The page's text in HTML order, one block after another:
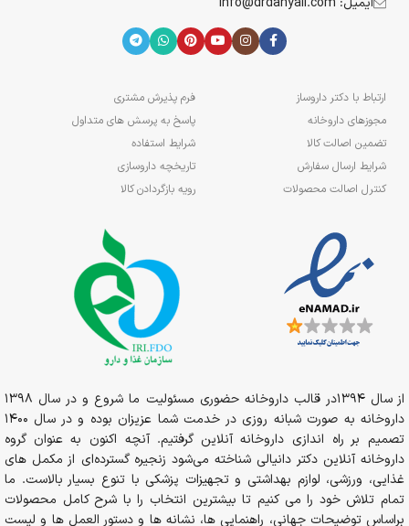
ارتباط با دکتر داروساز
مجوزهای داروخانه
تضمین اصالت کالا
شرایط ارسال سفارش
کنترل اصالت محصولات
فرم پذیرش مشتری
پاسخ به پرسش های متداول
شرایط استفاده
تاریخچه داروسازی
رویه بازگردادن کالا
از سال 1394در قالب داروخانه حضوری مسئولیت ما شروع و در سال 1398
داروخانه به صورت شبانه روزی در خدمت شما عزیزان بوده و در سال 1400
تصمیم بر راه اندازی داروخانه آنلاین گرفتیم. آنچه اکنون به عنوان گروه
داروخانه آنلاین دکتر دانیالی شناخته می‌شود زنجیره گسترده‌ای از مکمل های
غذایی، ورزشی، لوازم بهداشتی و تجهیزات پزشکی با تنوع بسیار بالاست. ما
تمام تلاش خود را می کنیم تا بیشترین انتخاب را با شرح کامل محصولات
براساس توضیحات جهانی، راهنمایی ها، نشانه ها و دستور العمل ها و لیست